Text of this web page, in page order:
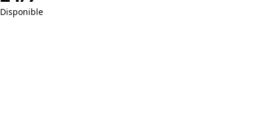
Disponible